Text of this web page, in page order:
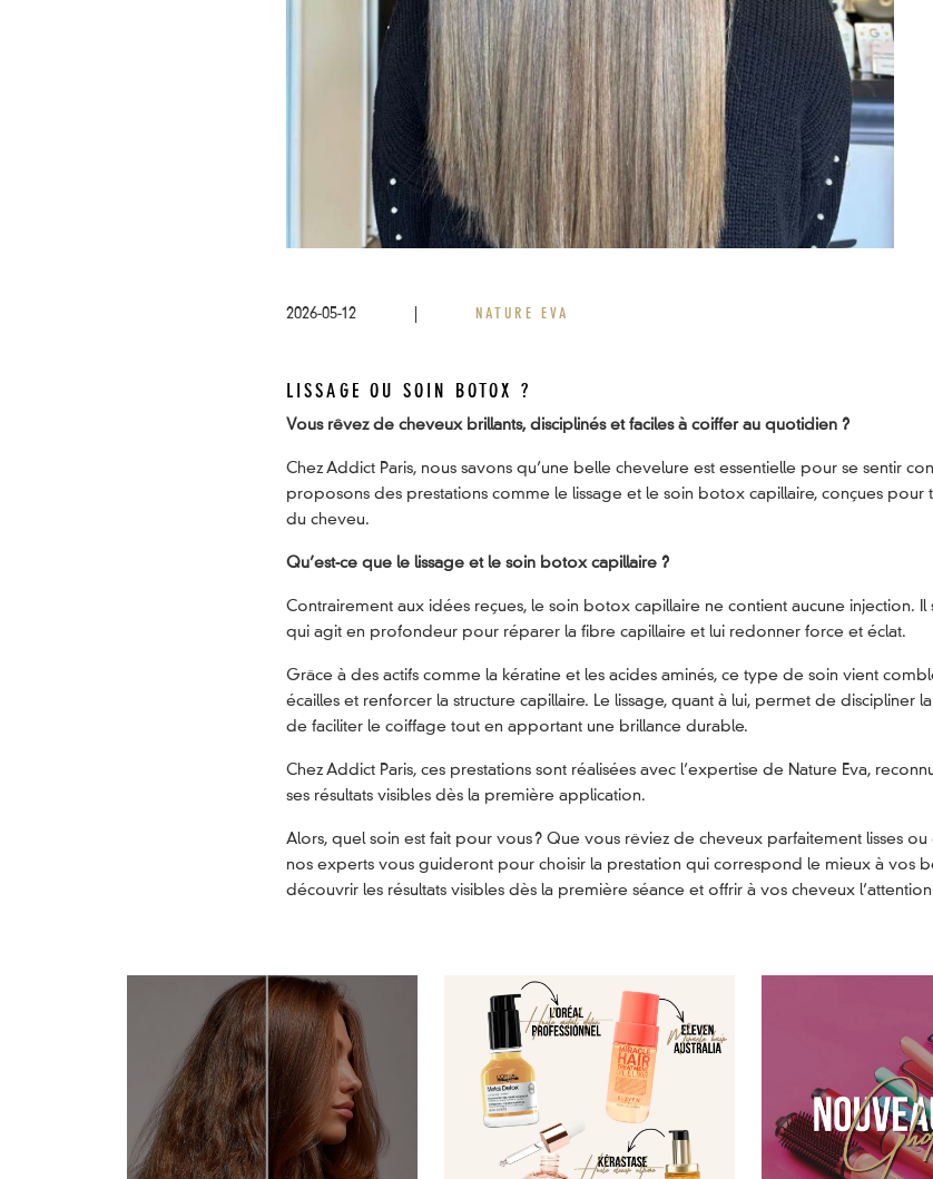
2026-05-12 NATURE EVA
LISSAGE OU SOIN BOTOX ?
Vous rêvez de cheveux brillants, disciplinés et faciles à coiffer au quotidien ?
Chez Addict Paris, nous savons qu’une belle chevelure est essentielle pour se sentir
proposons des prestations comme le lissage et le soin botox capillaire, conçues pour
du cheveu.
Qu’est-ce que le lissage et le soin botox capillaire ?
Contrairement aux idées reçues, le soin botox capillaire ne contient aucune injection.
qui agit en profondeur pour réparer la fibre capillaire et lui redonner force et éclat.
Grâce à des actifs comme la kératine et les acides aminés, ce type de soin vient
écailles et renforcer la structure capillaire. Le lissage, quant à lui, permet de discipliner
de faciliter le coiffage tout en apportant une brillance durable.
Chez Addict Paris, ces prestations sont réalisées avec l’expertise de Nature Eva,
ses résultats visibles dès la première application.
Alors, quel soin est fait pour vous ? Que vous rêviez de cheveux parfaitement lisses
nos experts vous guideront pour choisir la prestation qui correspond le mieux à vos
découvrir les résultats visibles dès la première séance et offrir à vos cheveux l’attention